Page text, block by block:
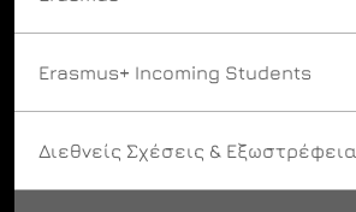
Erasmus+ Incoming Students
Διεθνείς Σχέσεις & Εξωστρέφεια